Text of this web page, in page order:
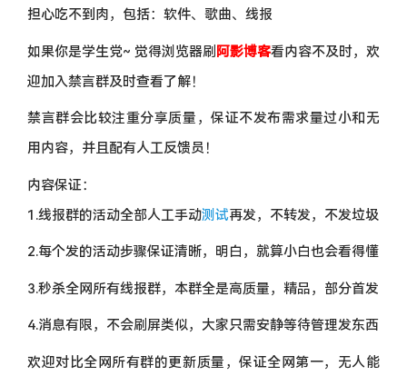
担心吃不到肉，包括：软件、歌曲、线报
如果你是学生党~ 觉得浏览器刷 阿影博客看内容不及时，欢
迎加入禁言群及时查看了解！
禁言群会比较注重分享质量，保证不发布需求量过小和无
用内容，并且配有人工反馈员！
内容保证：
1.线报群的活动全部人工手动测试再发，不转发，不发垃圾
2.每个发的活动步骤保证清晰，明白，就算小白也会看得懂
3.秒杀全网所有线报群，本群全是高质量，精品，部分首发
4.消息有限，不会刷屏类似，大家只需安静等待管理发东西
欢迎对比全网所有群的更新质量，保证全网第一，无人能